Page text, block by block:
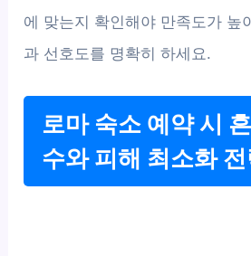
에 맞는지 확인해야 만족도가 높
과 선호도를 명확히 하세요.
로마 숙소 예약 시
수와 피해 최소화